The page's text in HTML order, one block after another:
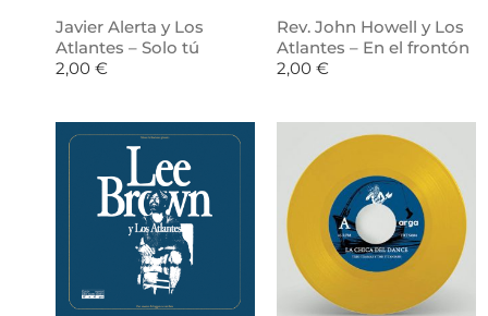
Javier Alerta y Los
Atlantes – Solo tú
2,00 €
Rev. John Howell y Los
Atlantes – En el frontón
2,00 €